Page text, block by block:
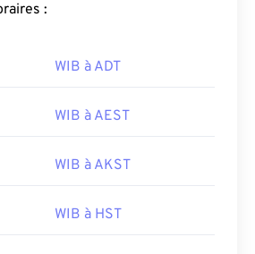
:
WIB à ADT
WIB à AEST
WIB à AKST
WIB à HST